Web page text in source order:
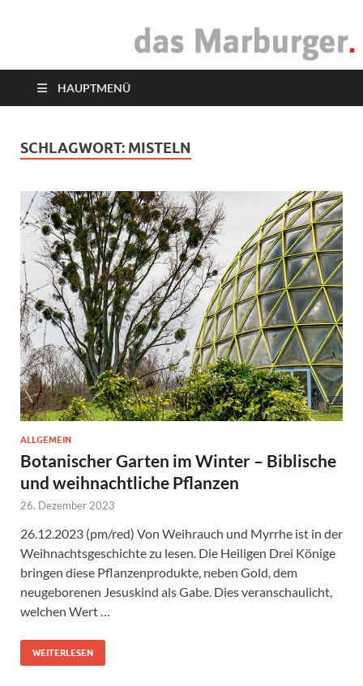
das Marburger.
HAUPTMENÜ
SCHLAGWORT: MISTELN
ALLGEMEIN
Botanischer Garten im Winter – Biblische
und weihnachtliche Pflanzen
26. Dezember 2023
26.12.2023 (pm/red) Von Weihrauch und Myrrhe ist in der
Weihnachtsgeschichte zu lesen. Die Heiligen Drei Könige
bringen diese Pflanzenprodukte, neben Gold, dem
neugeborenen Jesuskind als Gabe. Dies veranschaulicht,
welchen Wert …
WEITERLESEN